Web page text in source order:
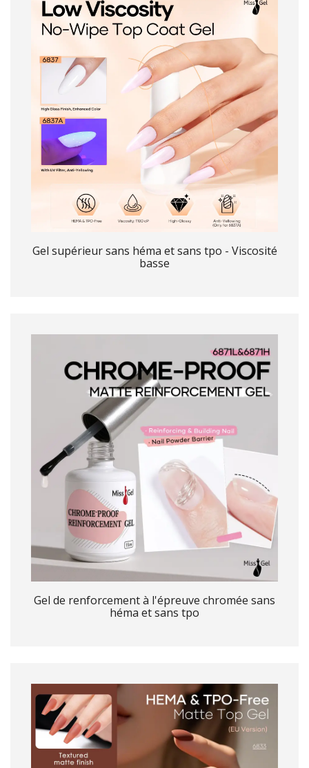
Gel supérieur sans héma et sans tpo - Viscosité
basse
Gel de renforcement à l'épreuve chromée sans
héma et sans tpo